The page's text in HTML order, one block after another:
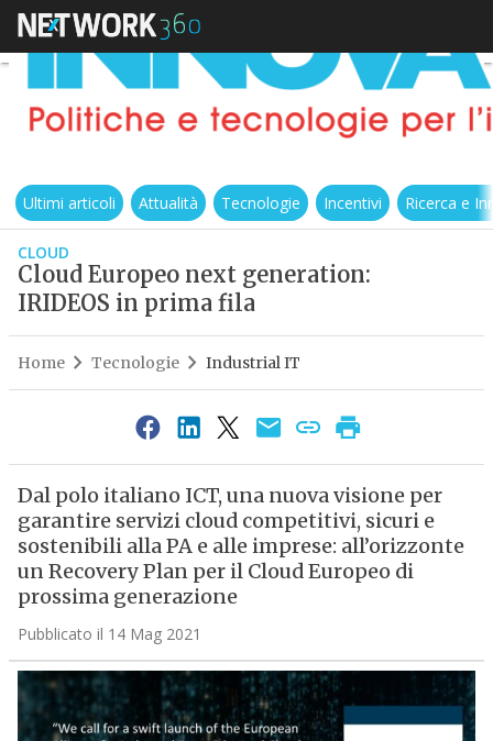
Ultimi articoli Attualità Tecnologie Incentivi Ricerca e
CLOUD
Cloud Europeo next generation:
IRIDEOS in prima fila
Home Tecnologie Industrial IT
Dal polo italiano ICT, una nuova visione per
garantire servizi cloud competitivi, sicuri e
sostenibili alla PA e alle imprese: all’orizzonte
un Recovery Plan per il Cloud Europeo di
prossima generazione
Pubblicato il 14 Mag 2021